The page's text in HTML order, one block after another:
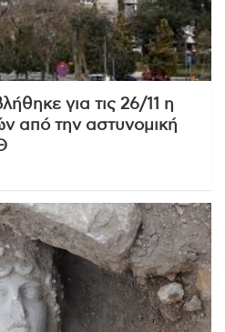
για τις 26/11 η
από την αστυνομική